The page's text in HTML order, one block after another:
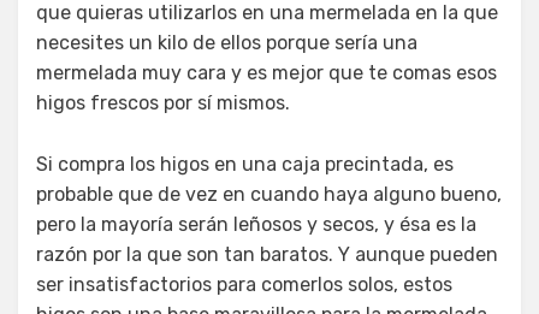
que quieras utilizarlos en una mermelada en la que
necesites un kilo de ellos porque sería una
mermelada muy cara y es mejor que te comas esos
higos frescos por sí mismos.
Si compra los higos en una caja precintada, es
probable que de vez en cuando haya alguno bueno,
pero la mayoría serán leñosos y secos, y ésa es la
razón por la que son tan baratos. Y aunque pueden
ser insatisfactorios para comerlos solos, estos